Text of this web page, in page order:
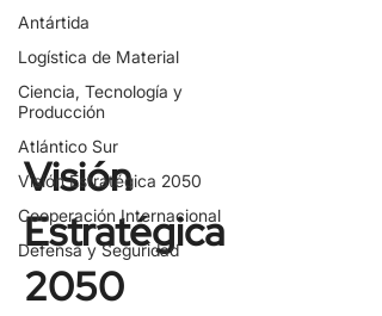
Antártida
Logística de Material
Ciencia, Tecnología y
Producción
Atlántico Sur
Visión Estratégica 2050
Cooperación Internacional
Defensa y Seguridad
Visión
Estratégica
2050